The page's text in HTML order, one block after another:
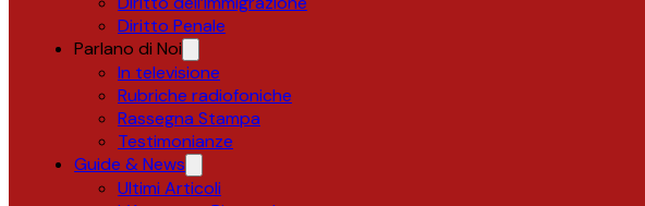
Diritto Penale
Parlano di Noi
In televisione
Rubriche radiofoniche
Rassegna Stampa
Testimonianze
Guide & News
Ultimi Articoli